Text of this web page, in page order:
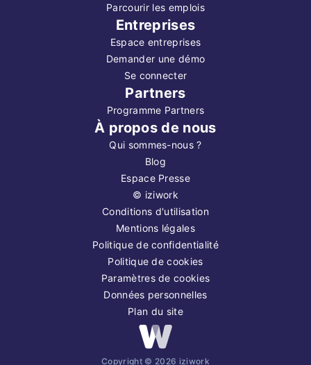
Parcourir les emplois
Entreprises
Espace entreprises
Demander une démo
Se connecter
Partners
Programme Partners
À propos de nous
Qui sommes-nous ?
Blog
Espace Presse
© iziwork
Conditions d'utilisation
Mentions légales
Politique de confidentialité
Politique de cookies
Paramètres de cookies
Données personnelles
Plan du site
Copyright © 2026 iziwork